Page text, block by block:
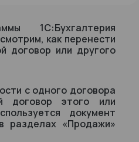
1С:Бухгалтерия
как перенести
договор или другого
с одного договора
договор этого или
документ
разделах «Продажи»